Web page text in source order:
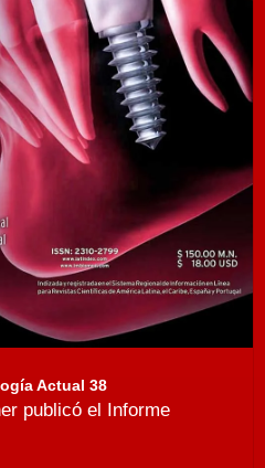
Actual 38
publicó el Informe